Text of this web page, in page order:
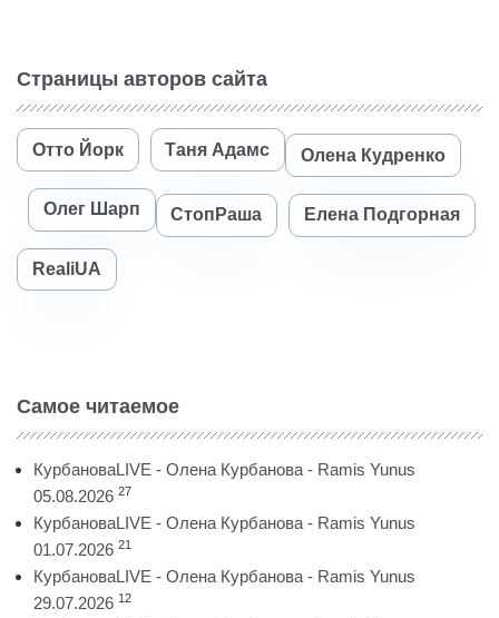
Страницы авторов сайта
Отто Йорк Таня Адамс Олена Кудренко
Олег Шарп СтопРаша Елена Подгорная
RealiUA
Самое читаемое
КурбановаLIVE - Олена Курбанова - Ramis Yunus
05.08.2026 27
КурбановаLIVE - Олена Курбанова - Ramis Yunus
01.07.2026 21
КурбановаLIVE - Олена Курбанова - Ramis Yunus
29.07.2026 12